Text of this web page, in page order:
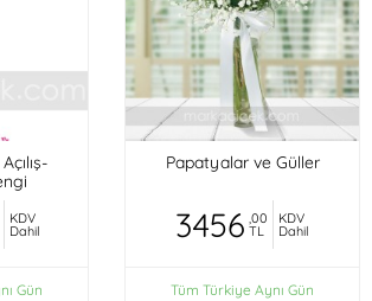
KDV
Dahil
Gün
Papatyalar ve Güller
3456 ,00
TL
KDV
Dahil
Tüm Türkiye Aynı Gün